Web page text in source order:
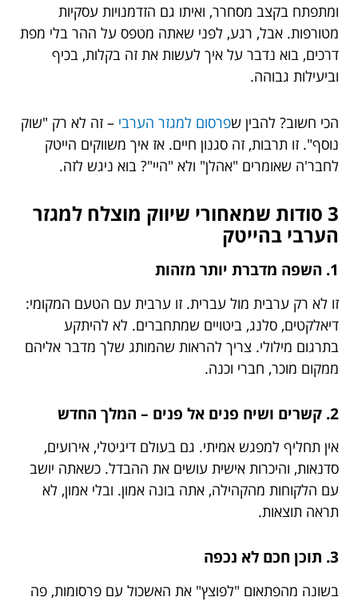
ומתפתח בקצב מסחרר, ואיתו גם הזדמנויות עסקיות
מטורפות. אבל, רגע, לפני שאתה מטפס על ההר בלי מפת
דרכים, בוא נדבר על איך לעשות את זה בקלות, בכיף
וביעילות גבוהה.
הכי חשוב? להבין שפרסום למגזר הערבי – זה לא רק "שוק
נוסף". זו תרבות, זה סגנון חיים. אז איך משווקים הייטק
לחבר'ה שאומרים "אהלן" ולא "היי"? בוא ניגש לזה.
3 סודות שמאחורי שיווק מוצלח למגזר
הערבי בהייטק
1. השפה מדברת יותר מזהות
זו לא רק ערבית מול עברית. זו ערבית עם הטעם המקומי:
דיאלקטים, סלנג, ביטויים שמתחברים. לא להיתקע
בתרגום מילולי. צריך להראות שהמותג שלך מדבר אליהם
ממקום מוכר, חברי וכנה.
2. קשרים ושיח פנים אל פנים – המלך החדש
אין תחליף למפגש אמיתי. גם בעולם דיגיטלי, אירועים,
סדנאות, והיכרות אישית עושים את ההבדל. כשאתה יושב
עם הלקוחות מהקהילה, אתה בונה אמון. ובלי אמון, לא
תראה תוצאות.
3. תוכן חכם לא נכפה
בשונה מהפתאום "לפוצץ" את האשכול עם פרסומות, פה